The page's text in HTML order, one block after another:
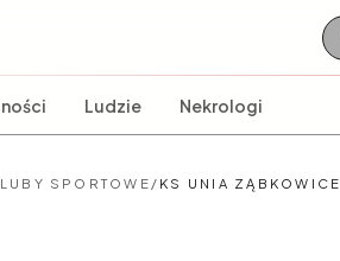
Ludzie Nekrologi
SPORTOWE / KS UNIA ZĄBKOWICE